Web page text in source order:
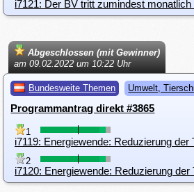
Abgeschlossen (mit Gewinner)
am 09.02.2022 um 10:22 Uhr
Bundesweite Themen Umwelt,
Programmantrag direkt #3865
1
2